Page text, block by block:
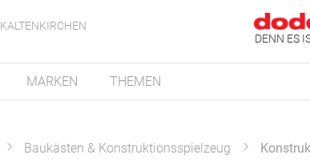
KALTENKIRCHEN
DENN ES
MARKEN THEMEN
Baukästen & Konstruktionsspielzeug